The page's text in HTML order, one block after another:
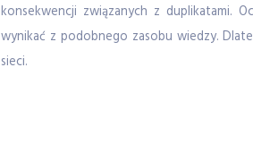
konsekwencji związanych z duplikatami.
wynikać z podobnego zasobu wiedzy.
sieci.